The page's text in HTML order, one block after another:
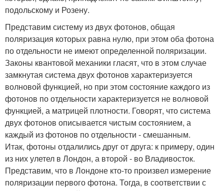
подольскому и Розену.
Представим систему из двух фотонов, общая
поляризация которых равна нулю, при этом оба фотона
по отдельности не имеют определенной поляризации.
Законы квантовой механики гласят, что в этом случае
замкнутая система двух фотонов характеризуется
волновой функцией, но при этом состояние каждого из
фотонов по отдельности характеризуется не волновой
функцией, а матрицей плотности. Говорят, что система
двух фотонов описывается чистым состоянием, а
каждый из фотонов по отдельности - смешанным.
Итак, фотоны отдалились друг от друга: к примеру, один
из них улетел в Лондон, а второй - во Владивосток.
Представим, что в Лондоне кто-то произвел измерение
поляризации первого фотона. Тогда, в соответствии с